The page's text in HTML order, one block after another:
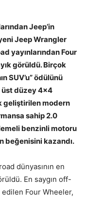
Jeep’in
Jeep Wrangler
yayınlarından Four
görüldü. Birçok
SUV’u” ödülünü
üst düzey 4×4
geliştirilen modern
sahip 2.0
benzinli motoru
beğenisini kazandı.
dünyasının en
En saygın off-
edilen Four Wheeler,